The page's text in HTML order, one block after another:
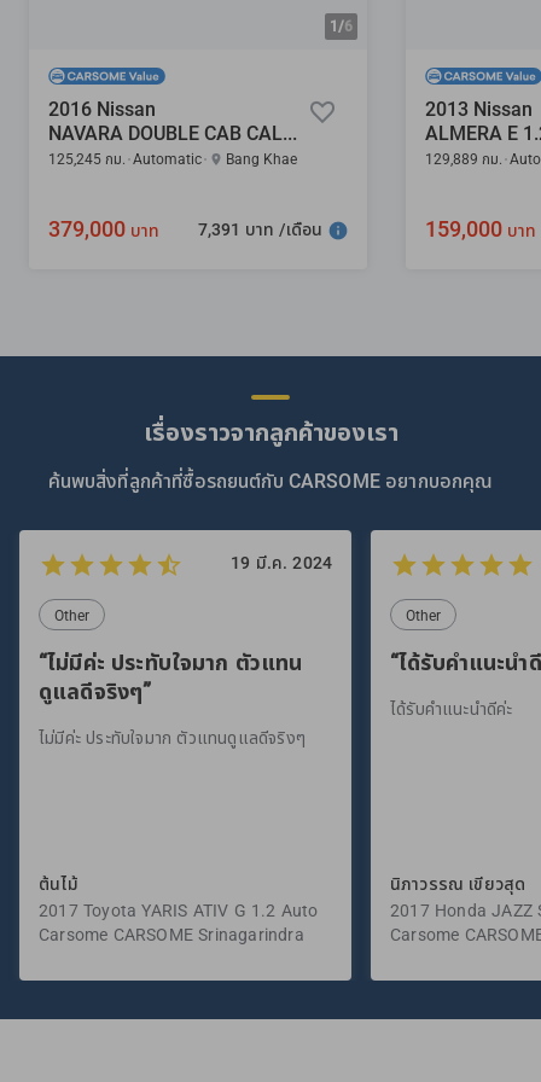
1/6
2016 Nissan
NAVARA DOUBLE CAB CALIBRE EL 2.5
125,245 กม. Automatic Bang Khae
379,000 บาท 7,391 บาท /เดือน
2013 Nissan
ALMERA E
129,889 กม.
159,000 บาท
เรื่องราวจากลูกค้าของเรา
ค้นพบสิ่งที่ลูกค้าที่ซื้อรถยนต์กับ CARSOME อยากบอกคุณ
19 มี.ค. 2024
Other
“ไม่มีค่ะ ประทับใจมาก ตัวแทน
ดูแลดีจริงๆ”
ไม่มีค่ะ ประทับใจมาก ตัวแทนดูแลดีจริงๆ
ต้นไม้
2017 Toyota YARIS ATIV G 1.2 Auto
Carsome CARSOME Srinagarindra
Other
“ได้รับคำแนะนำ
ได้รับคำแนะนำดีค่ะ
นิภาวรรณ เขียวสุด
2017 Honda JAZZ
Carsome